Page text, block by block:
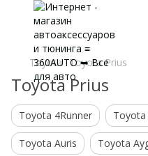
Toyota Toyota Prius
Toyota Prius
Toyota 4Runner Toyota
Toyota Auris Toyota